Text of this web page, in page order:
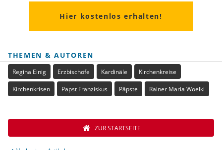
Hier kostenlos erhalten!
THEMEN & AUTOREN
Regina Einig Erzbischöfe Kardinäle Kirchenkreise
Kirchenkrisen Papst Franziskus Päpste Rainer Maria Woelki
ZUR STARTSEITE